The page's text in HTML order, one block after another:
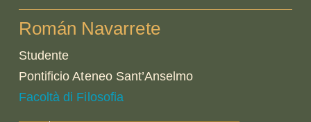
Román Navarrete
Studente
Pontificio Ateneo Sant’Anselmo
Facoltà di Filosofia